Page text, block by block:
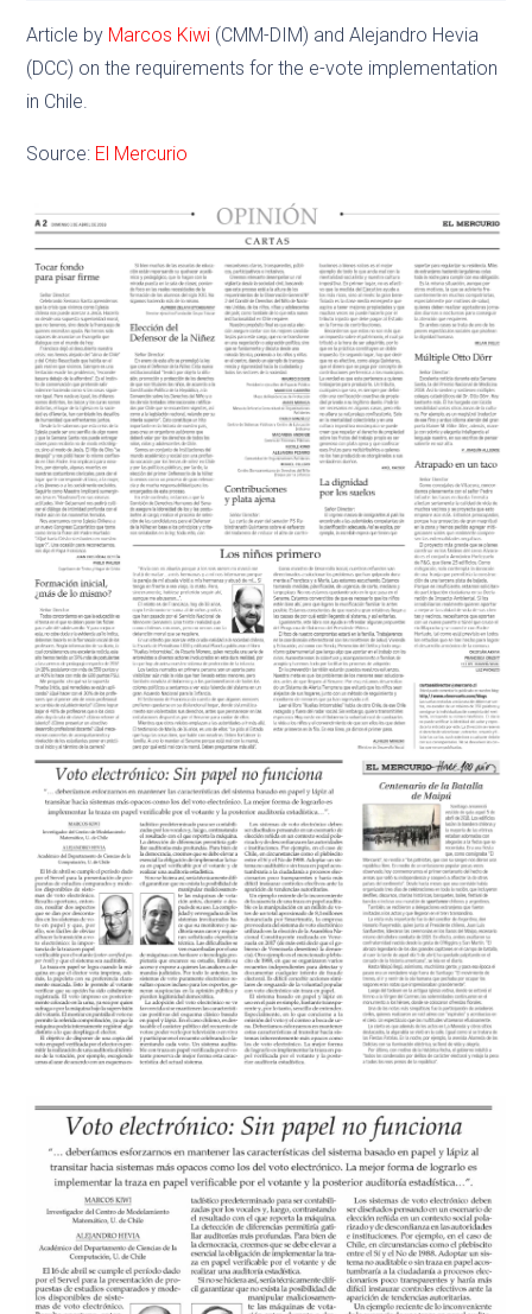
Article by Marcos Kiwi (CMM-DIM) and Alejandro Hevia
(DCC) on the requirements for the e-vote implementation
in Chile.
Source: El Mercurio